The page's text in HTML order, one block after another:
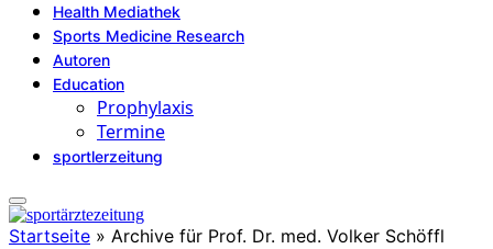
Health Mediathek
Sports Medicine Research
Autoren
Education
Prophylaxis
Termine
sportlerzeitung
Startseite » Archive für Prof. Dr. med. Volker Schöffl